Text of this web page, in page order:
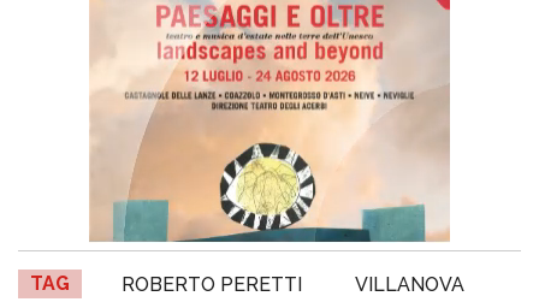
TAG ROBERTO PERETTI
VILLANOVA